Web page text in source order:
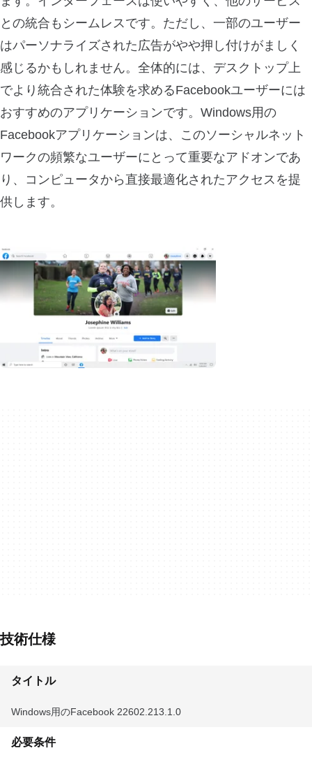
との統合もシームレスです。ただし、一部のユーザー
はパーソナライズされた広告がやや押し付けがましく
感じるかもしれません。全体的には、デスクトップ上
でより統合された体験を求めるFacebookユーザーには
おすすめのアプリケーションです。Windows用の
Facebookアプリケーションは、このソーシャルネット
ワークの頻繁なユーザーにとって重要なアドオンであ
り、コンピュータから直接最適化されたアクセスを提
供します。
技術仕様
タイトル
Windows用のFacebook 22602.213.1.0
必要条件